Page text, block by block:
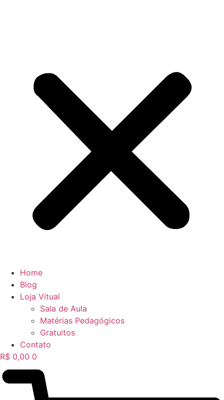
Home
Blog
Loja Vitual
Sala de Aula
Matérias Pedagógicos
Gratuitos
Contato
R$ 0,00 0